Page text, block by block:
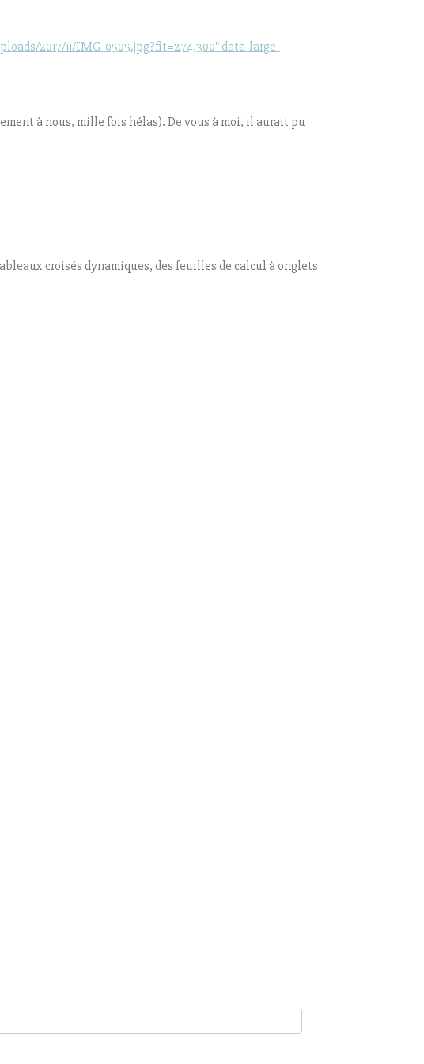
2017/11/IMG_0505.jpg?fit=274,300" data-large-
à nous, mille fois hélas). De vous à moi, il aurait pu
croisés dynamiques, des feuilles de calcul à onglets